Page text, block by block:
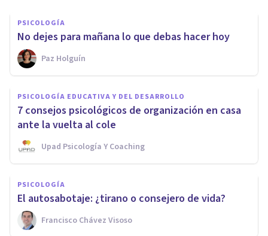
PSICOLOGÍA
No dejes para mañana lo que debas hacer hoy
Paz Holguín
PSICOLOGÍA EDUCATIVA Y DEL DESARROLLO
7 consejos psicológicos de organización en casa
ante la vuelta al cole
Upad Psicología Y Coaching
PSICOLOGÍA
El autosabotaje: ¿tirano o consejero de vida?
Francisco Chávez Visoso